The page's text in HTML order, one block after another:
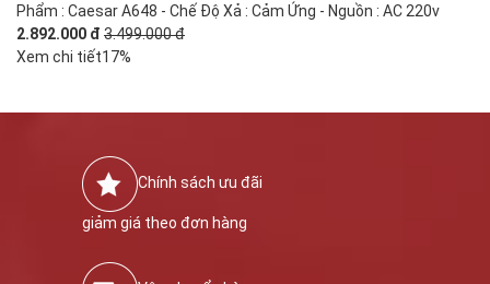
Phẩm : Caesar A648 - Chế Độ Xả : Cảm Ứng - Nguồn : AC 220v
2.892.000 đ 3.499.000 đ
Xem chi tiết17%
Chính sách ưu đãi
giảm giá theo đơn hàng